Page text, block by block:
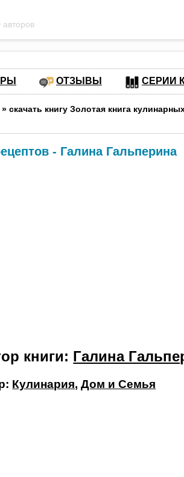
авторов
ОТЗЫВЫ СЕРИИ
»скачать книгу Золотая книга
- Галина Гальперина
книги: Галина
Кулинария,Дом и Семья